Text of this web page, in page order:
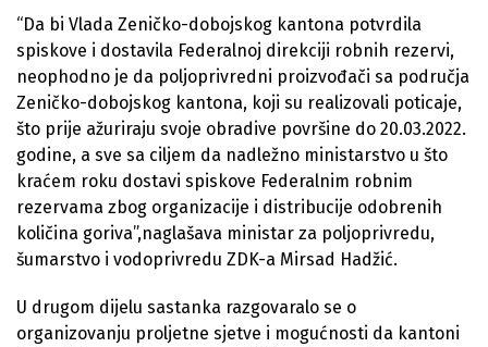
“Da bi Vlada Zeničko-dobojskog kantona potvrdila
spiskove i dostavila Federalnoj direkciji robnih rezervi,
neophodno je da poljoprivredni proizvođači sa područja
Zeničko-dobojskog kantona, koji su realizovali poticaje,
što prije ažuriraju svoje obradive površine do 20.03.2022.
godine, a sve sa ciljem da nadležno ministarstvo u što
kraćem roku dostavi spiskove Federalnim robnim
rezervama zbog organizacije i distribucije odobrenih
količina goriva”,naglašava ministar za poljoprivredu,
šumarstvo i vodoprivredu ZDK-a Mirsad Hadžić.
U drugom dijelu sastanka razgovaralo se o
organizovanju proljetne sjetve i mogućnosti da kantoni